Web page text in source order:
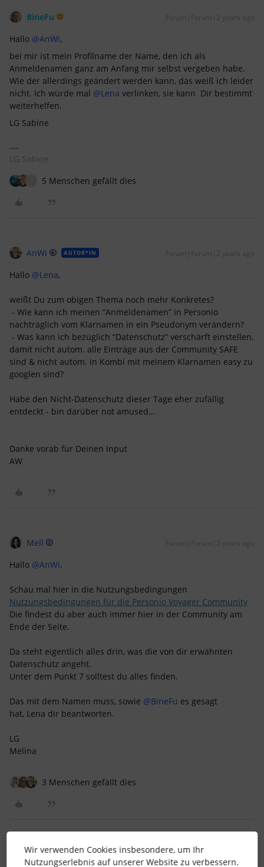
BineFu Forum|Forum|2 years ago
Hallo @AnWi,
bei mir ist mein Profilname der Name, den ich als
Anmeldenamen ganz am Anfang mir selbst vergeben habe.
Wie der allerdings geändert werden kann, das weiß ich leider
nicht. Ich würde mal @Lena verlinken, sie kann Dir bestimmt
weiterhelfen.
LG Sabine
LG Sabine
5 Menschen gefällt dies
AnWi AUTOR*IN Forum|Forum|2 years ago
Hallo @Lena,
weißt Du zum obigen Thema noch mehr Konkretes?
- Wie kann ich meinen “Anmeldenamen” in Personio
nachträglich vom Klarnamen in ein Pseudonym verändern?
- Was kann ich bezüglich “Datenschutz” verschärft einstellen,
damit nicht autom. alle Einträge aus der Community SAFE
sind & nicht autom. in Kombi mit meinem Klarnamen easy zu
googlen sind?
Habe den Nicht-Datenschutz dieser Tage eher zufällig
entdeckt - bin darüber not amused…
Danke vorab für Deinen Input
AW
Mell Forum|Forum|2 years ago
Hallo @AnWi,
Schau mal hier in die Nutzungsbedingungen
Nutzungsbedingungen für die Personio Voyager Community
Die findest du aber auch immer hier in der Community am
Ende der Seite.
Da steht eigentlich alles drin, was die von dir erwähnten
Datenschutz angeht.
Unter dem Punkt 7 solltest du alles finden.
Das mit dem Namen muss, sowie @BineFu es gesagt
hat, Lena dir beantworten.
LG
Melina
3 Menschen gefällt dies
AnWi AUTOR*IN Forum|Forum|2 years ago
Wir verwenden Cookies insbesondere, um Ihr
Nutzungserlebnis auf unserer Website zu verbessern.